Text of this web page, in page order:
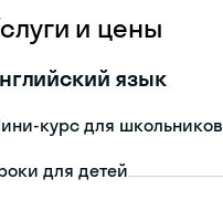
и цены
язык
курс для школьников
для детей